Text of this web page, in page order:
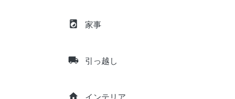
local_laundry_service 家事
local_shipping 引っ越し
home インテリア